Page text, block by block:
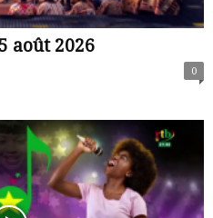
août 2026
0